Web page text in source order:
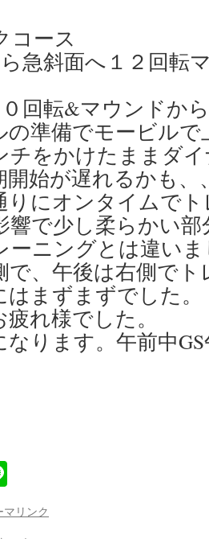
コース
ら急斜面へ１２回転
０回転&マウンドか
の準備でモービル
チをかけたままダ
開始が遅れるかも
りにオンタイムで
響で少し柔らかい
ーニングとは違い
で、午後は右側で
まずまずでした。
れ様でした。
なります。午前中
マリンク